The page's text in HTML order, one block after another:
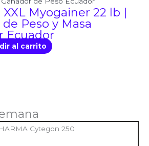
XXL Myogainer 22 lb |
Peso y Masa
Ecuador
al carrito